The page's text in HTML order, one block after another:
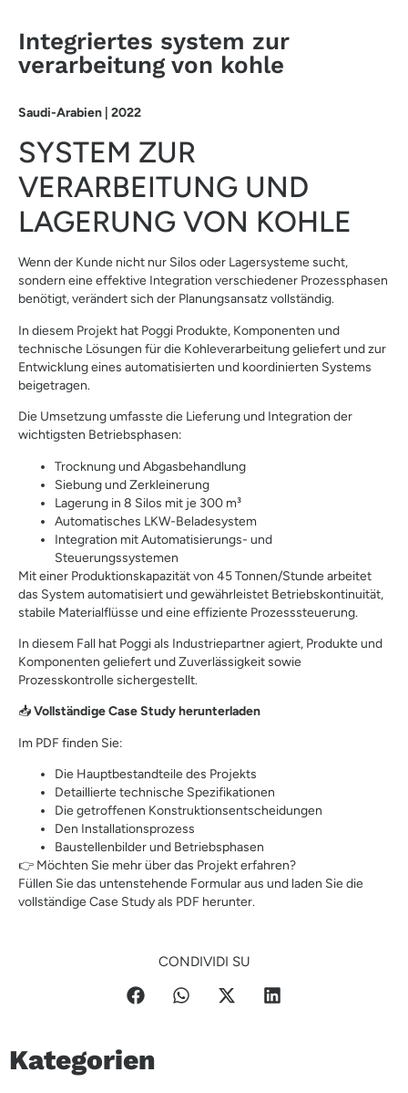
Integriertes system zur
verarbeitung von kohle
Saudi-Arabien | 2022
SYSTEM ZUR
VERARBEITUNG UND
LAGERUNG VON KOHLE
Wenn der Kunde nicht nur Silos oder Lagersysteme sucht,
sondern eine effektive Integration verschiedener Prozessphasen
benötigt, verändert sich der Planungsansatz vollständig.
In diesem Projekt hat Poggi Produkte, Komponenten und
technische Lösungen für die Kohleverarbeitung geliefert und zur
Entwicklung eines automatisierten und koordinierten Systems
beigetragen.
Die Umsetzung umfasste die Lieferung und Integration der
wichtigsten Betriebsphasen:
Trocknung und Abgasbehandlung
Siebung und Zerkleinerung
Lagerung in 8 Silos mit je 300 m³
Automatisches LKW-Beladesystem
Integration mit Automatisierungs- und
Steuerungssystemen
Mit einer Produktionskapazität von 45 Tonnen/Stunde arbeitet
das System automatisiert und gewährleistet Betriebskontinuität,
stabile Materialflüsse und eine effiziente Prozesssteuerung.
In diesem Fall hat Poggi als Industriepartner agiert, Produkte und
Komponenten geliefert und Zuverlässigkeit sowie
Prozesskontrolle sichergestellt.
📥Vollständige Case Study herunterladen
Im PDF finden Sie:
Die Hauptbestandteile des Projekts
Detaillierte technische Spezifikationen
Die getroffenen Konstruktionsentscheidungen
Den Installationsprozess
Baustellenbilder und Betriebsphasen
👉 Möchten Sie mehr über das Projekt erfahren?
Füllen Sie das untenstehende Formular aus und laden Sie die
vollständige Case Study als PDF herunter.
CONDIVIDI SU
Kategorien